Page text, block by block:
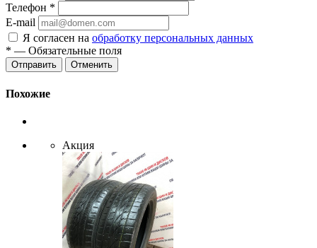
Телефон *
E-mail
Я согласен на обработку персональных данных
* — Обязательные поля
Отменить
Похожие
Акция